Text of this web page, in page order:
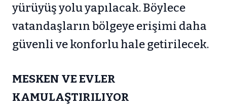
yürüyüş yolu yapılacak. Böylece
vatandaşların bölgeye erişimi daha
güvenli ve konforlu hale getirilecek.
MESKEN VE EVLER
KAMULAŞTIRILIYOR